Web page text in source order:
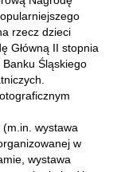
rzecz dzieci
Główną II stopnia
Śląskiego
wystawa
w
wystawa